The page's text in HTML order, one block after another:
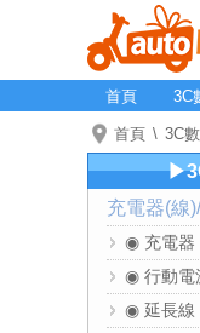
首頁 3C
首頁 3C
充電器(線
◉ 充電器
◉ 行動電
◉ 延長線